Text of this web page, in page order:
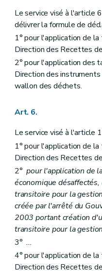
Le service visé à l'article
délivrer la formule de
1° pour l'application de
Direction des Recettes
2° pour l'application des
Direction des
wallon des déchets.
Art. 6.
Le service visé à l'article
1° pour l'application de
Direction des Recettes
2°pour l'application de
économique
transitoire pour la
créée par l'arrêté du
2003 portant création
transitoire pour la
3°...
4° pour l'application de
Direction des Recettes